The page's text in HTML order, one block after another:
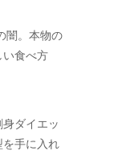
闇。本物の
い食べ方
身ダイエッ
を手に入れ